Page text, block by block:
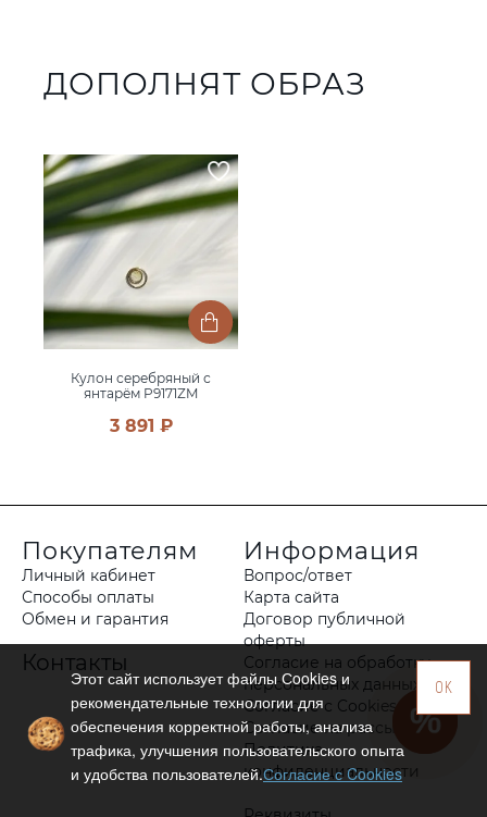
ДОПОЛНЯТ ОБРАЗ
Кулон серебряный с
янтарём P9171ZM
3 891 ₽
Покупателям
Личный кабинет
Способы оплаты
Обмен и гарантия
Контакты
Информация
Вопрос/ответ
Карта сайта
Договор публичной
оферты
Согласие на обработку
персональных данных
Согласие с Cookies
Согласие на рассылку
Политика
конфиденциальности
OK
Этот сайт использует файлы Сookies и
рекомендательные технологии для
обеспечения корректной работы, анализа
трафика, улучшения пользовательского опыта
и удобства пользователей.Согласие с Cookies